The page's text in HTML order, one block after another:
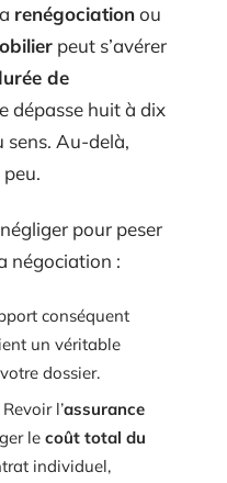
renégociationou
peut s’avérer
de
dépasse huit à dix
sens. Au-delà,
peu.
pour peser
négociation :
conséquent
un véritable
dossier.
Revoir l’assurance
le coût total du
individuel,